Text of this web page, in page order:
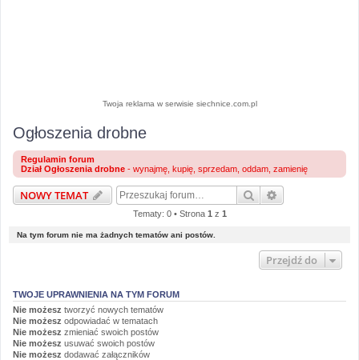
Twoja reklama w serwisie siechnice.com.pl
Ogłoszenia drobne
Regulamin forum
Dział Ogłoszenia drobne - wynajmę, kupię, sprzedam, oddam, zamienię
NOWY TEMAT Szukaj
Tematy: 0 • Strona 1 z 1
Na tym forum nie ma żadnych tematów ani postów.
Przejdź do
TWOJE UPRAWNIENIA NA TYM FORUM
Nie możesz tworzyć nowych tematów
Nie możesz odpowiadać w tematach
Nie możesz zmieniać swoich postów
Nie możesz usuwać swoich postów
Nie możesz dodawać załączników